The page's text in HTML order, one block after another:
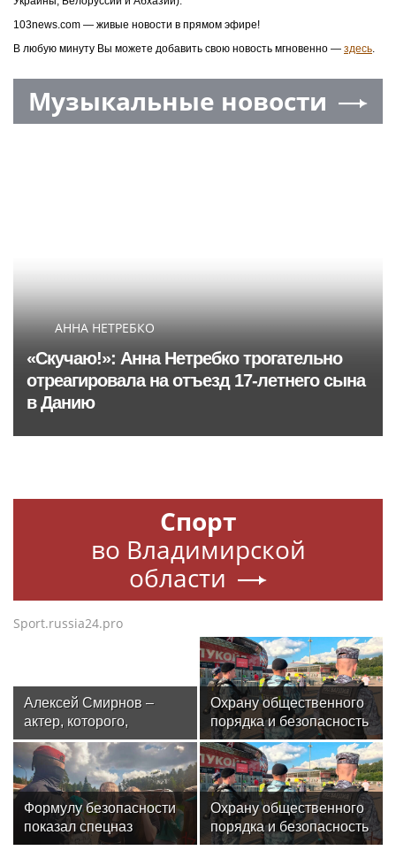
103news.com — живые новости в прямом эфире!
В любую минуту Вы можете добавить свою новость мгновенно — здесь.
Музыкальные новости
АННА НЕТРЕБКО
«Скучаю!»: Анна Нетребко трогательно
отреагировала на отъезд 17-летнего сына
в Данию
Спорт
во Владимирской
области
Sport.russia24.pro
Алексей Смирнов –
актер, которого,
надеюсь, еще не
забыли
Охрану общественного
порядка и безопасность
на футбольном матче в
Москве обеспечила
Росгвардия
Формулу безопасности
показал спецназ
Росгвардии юным
Охрану общественного
порядка и безопасность
на футбольном матче в